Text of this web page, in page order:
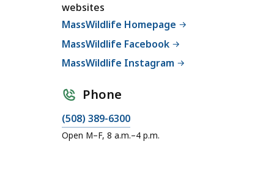
a
i
l
M
s
W
i
websites
MassWildlife Homepage
MassWildlife Facebook
MassWildlife Instagram
Phone
C
a
(508) 389-6300
Open M–F, 8 a.m.–4 p.m.